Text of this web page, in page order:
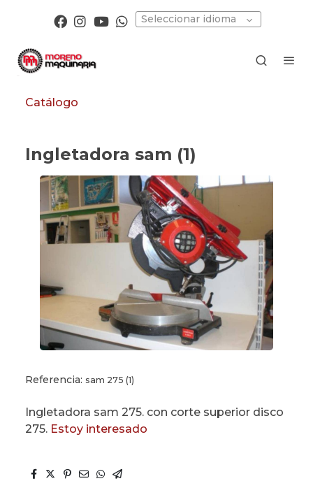
Seleccionar idioma
Catálogo
Ingletadora sam (1)
Referencia: sam 275 (1)
Ingletadora sam 275. con corte superior disco
275. Estoy interesado